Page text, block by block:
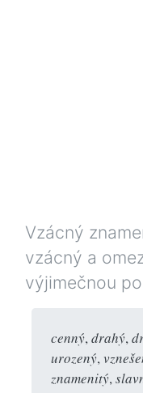
Vzácný
vzácný a
výjimečnou
cenný,drahý,
urozený,
znamenitý,